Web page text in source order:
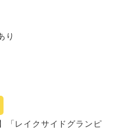
り
「レイクサイドグランピ